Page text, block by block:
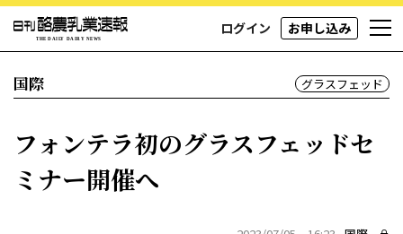
ログイン お申し込み
国際 グラスフェッド
フォンテラ初のグラスフェッドセ
ミナー開催へ